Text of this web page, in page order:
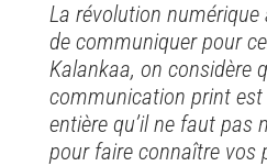
La révolution
de communiquer pour
Kalankaa, on considère
communication print
entière qu’il ne faut pas
pour faire connaître vos